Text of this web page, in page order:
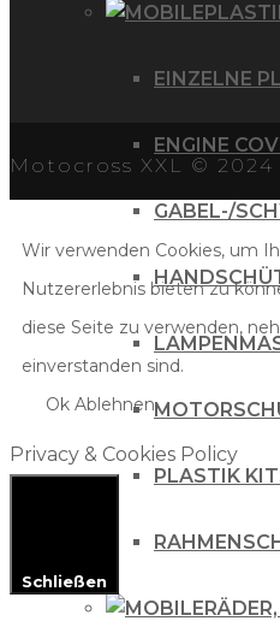
EINZELNE
ENGINE
GABEL-/
PLASTIK
Motocross XXL © 2024
Wir verwenden Cookies, um
Nutzererlebnis bieten zu
diese Seite zu verwenden,
einverstanden sind.
Ok Ablehnen
Privacy & Cookies Policy
Schließen